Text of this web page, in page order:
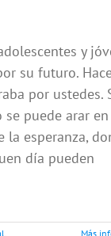
y
su futuro.
por ustedes.
puede arar
la esperanza,
día pueden
,
Más